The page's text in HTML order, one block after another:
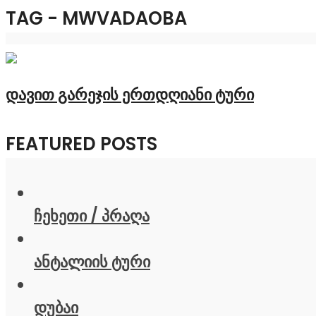
TAG - MWVADAOBA
დავით გარეჯის ერთდღიანი ტური
FEATURED POSTS
ჩეხეთი / პრაღა
ანტალიის ტური
დუბაი